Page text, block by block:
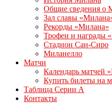
Общие сведения о
Зал славы
Рекорды «Милана»
Трофеи и награды
Стадион Сан-Сиро
Миланелло
Матчи
Календарь матчей
Купить билеты на
Таблица Серии А
Контакты